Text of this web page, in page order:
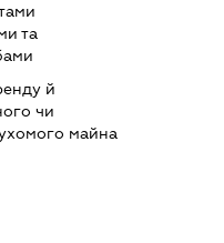
та
й
чи
майна